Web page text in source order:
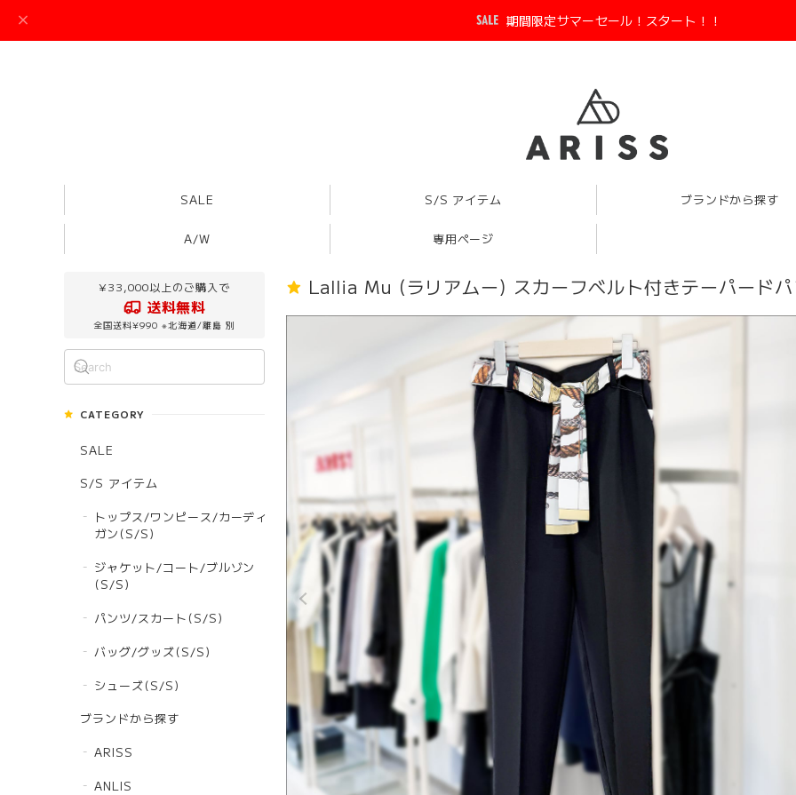
期間限定サマーセール！スタート！！
SALE S/S アイテム ブランドから探す
A/W 専用ページ
¥33,000以上のご購入で
送料無料
全国送料¥990 ※北海道/離島 別
CATEGORY
SALE
S/S アイテム
トップス/ワンピース/カーディ
ガン(S/S)
ジャケット/コート/ブルゾン
(S/S)
パンツ/スカート(S/S)
バッグ/グッズ(S/S)
シューズ(S/S)
ブランドから探す
ARISS
ANLIS
Lallia Mu (ラリアムー) スカーフベルト付きテーパード